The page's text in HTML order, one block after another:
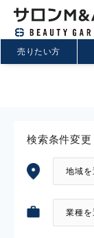
売りたい方
検索条件変更